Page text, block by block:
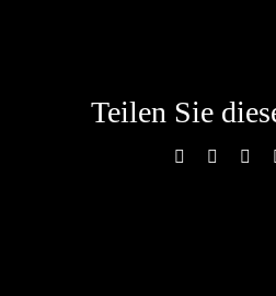
Teilen Sie
Facebook